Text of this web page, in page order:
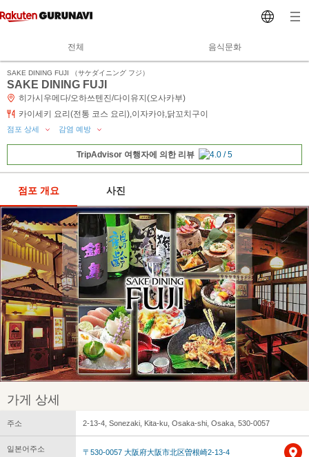
전체 음식문화
SAKE DINING FUJI （サケダイニング フジ）
SAKE DINING FUJI
히가시우메다/오하쓰텐진/다이유지(오사카부)
카이세키 요리(전통 코스 요리),이자카야,닭꼬치구이
점포 상세 감염 예방
TripAdvisor 여행자에 의한 리뷰
점포 개요 사진
가게 상세
주소 2-13-4, Sonezaki, Kita-ku, Osaka-shi, Osaka, 530-0057
일본어주소 〒530-0057 大阪府大阪市北区曽根崎2-13-4